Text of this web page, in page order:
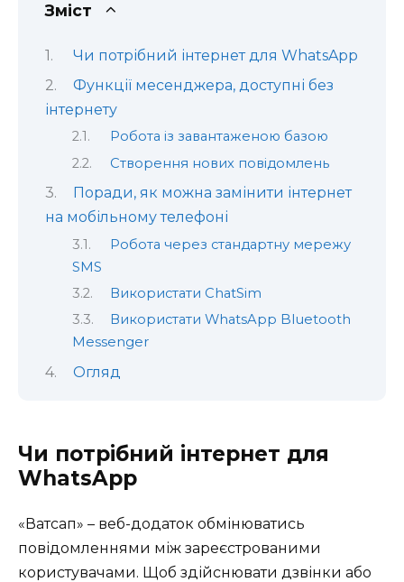
Зміст
Чи потрібний інтернет для WhatsApp
Функції месенджера, доступні без
інтернету
Робота із завантаженою базою
Створення нових повідомлень
Поради, як можна замінити інтернет
на мобільному телефоні
Робота через стандартну мережу
SMS
Використати ChatSim
Використати WhatsApp Bluetooth
Messenger
Огляд
Чи потрібний інтернет для
WhatsApp
«Ватсап» – веб-додаток обмінюватись
повідомленнями між зареєстрованими
користувачами. Щоб здійснювати дзвінки або